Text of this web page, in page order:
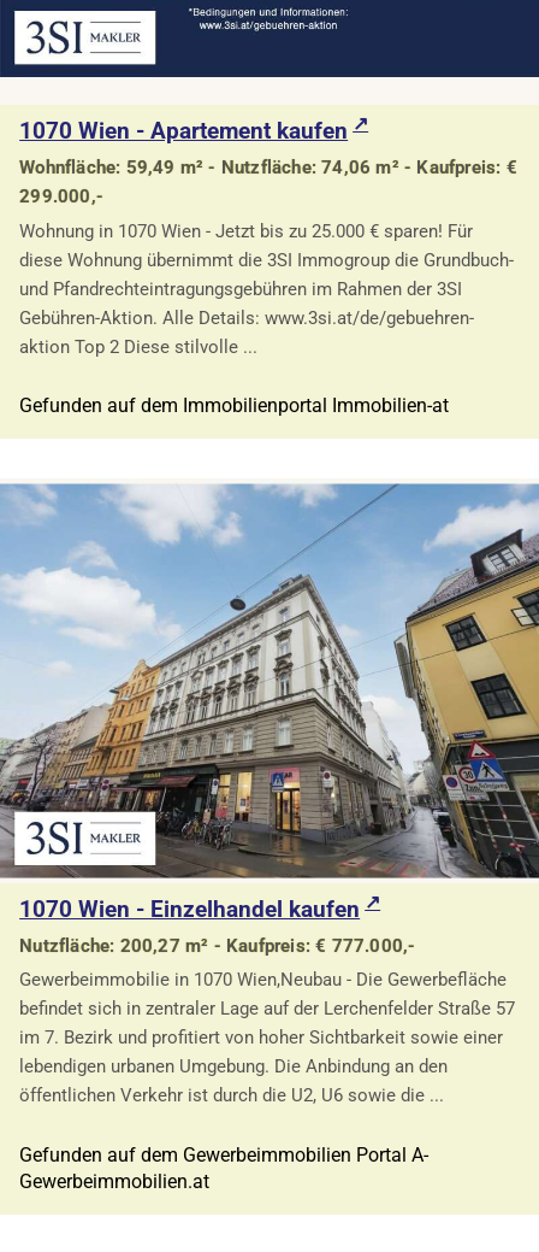
1070 Wien - Apartement kaufen
Wohnfläche: 59,49 m² - Nutzfläche: 74,06 m² - Kaufpreis: €
299.000,-
Wohnung in 1070 Wien - Jetzt bis zu 25.000 € sparen! Für
diese Wohnung übernimmt die 3SI Immogroup die Grundbuch-
und Pfandrechteintragungsgebühren im Rahmen der 3SI
Gebühren-Aktion. Alle Details: www.3si.at/de/gebuehren-
aktion Top 2 Diese stilvolle ...
Gefunden auf dem Immobilienportal Immobilien-at
1070 Wien - Einzelhandel kaufen
Nutzfläche: 200,27 m² - Kaufpreis: € 777.000,-
Gewerbeimmobilie in 1070 Wien,Neubau - Die Gewerbefläche
befindet sich in zentraler Lage auf der Lerchenfelder Straße 57
im 7. Bezirk und profitiert von hoher Sichtbarkeit sowie einer
lebendigen urbanen Umgebung. Die Anbindung an den
öffentlichen Verkehr ist durch die U2, U6 sowie die ...
Gefunden auf dem Gewerbeimmobilien Portal A-
Gewerbeimmobilien.at